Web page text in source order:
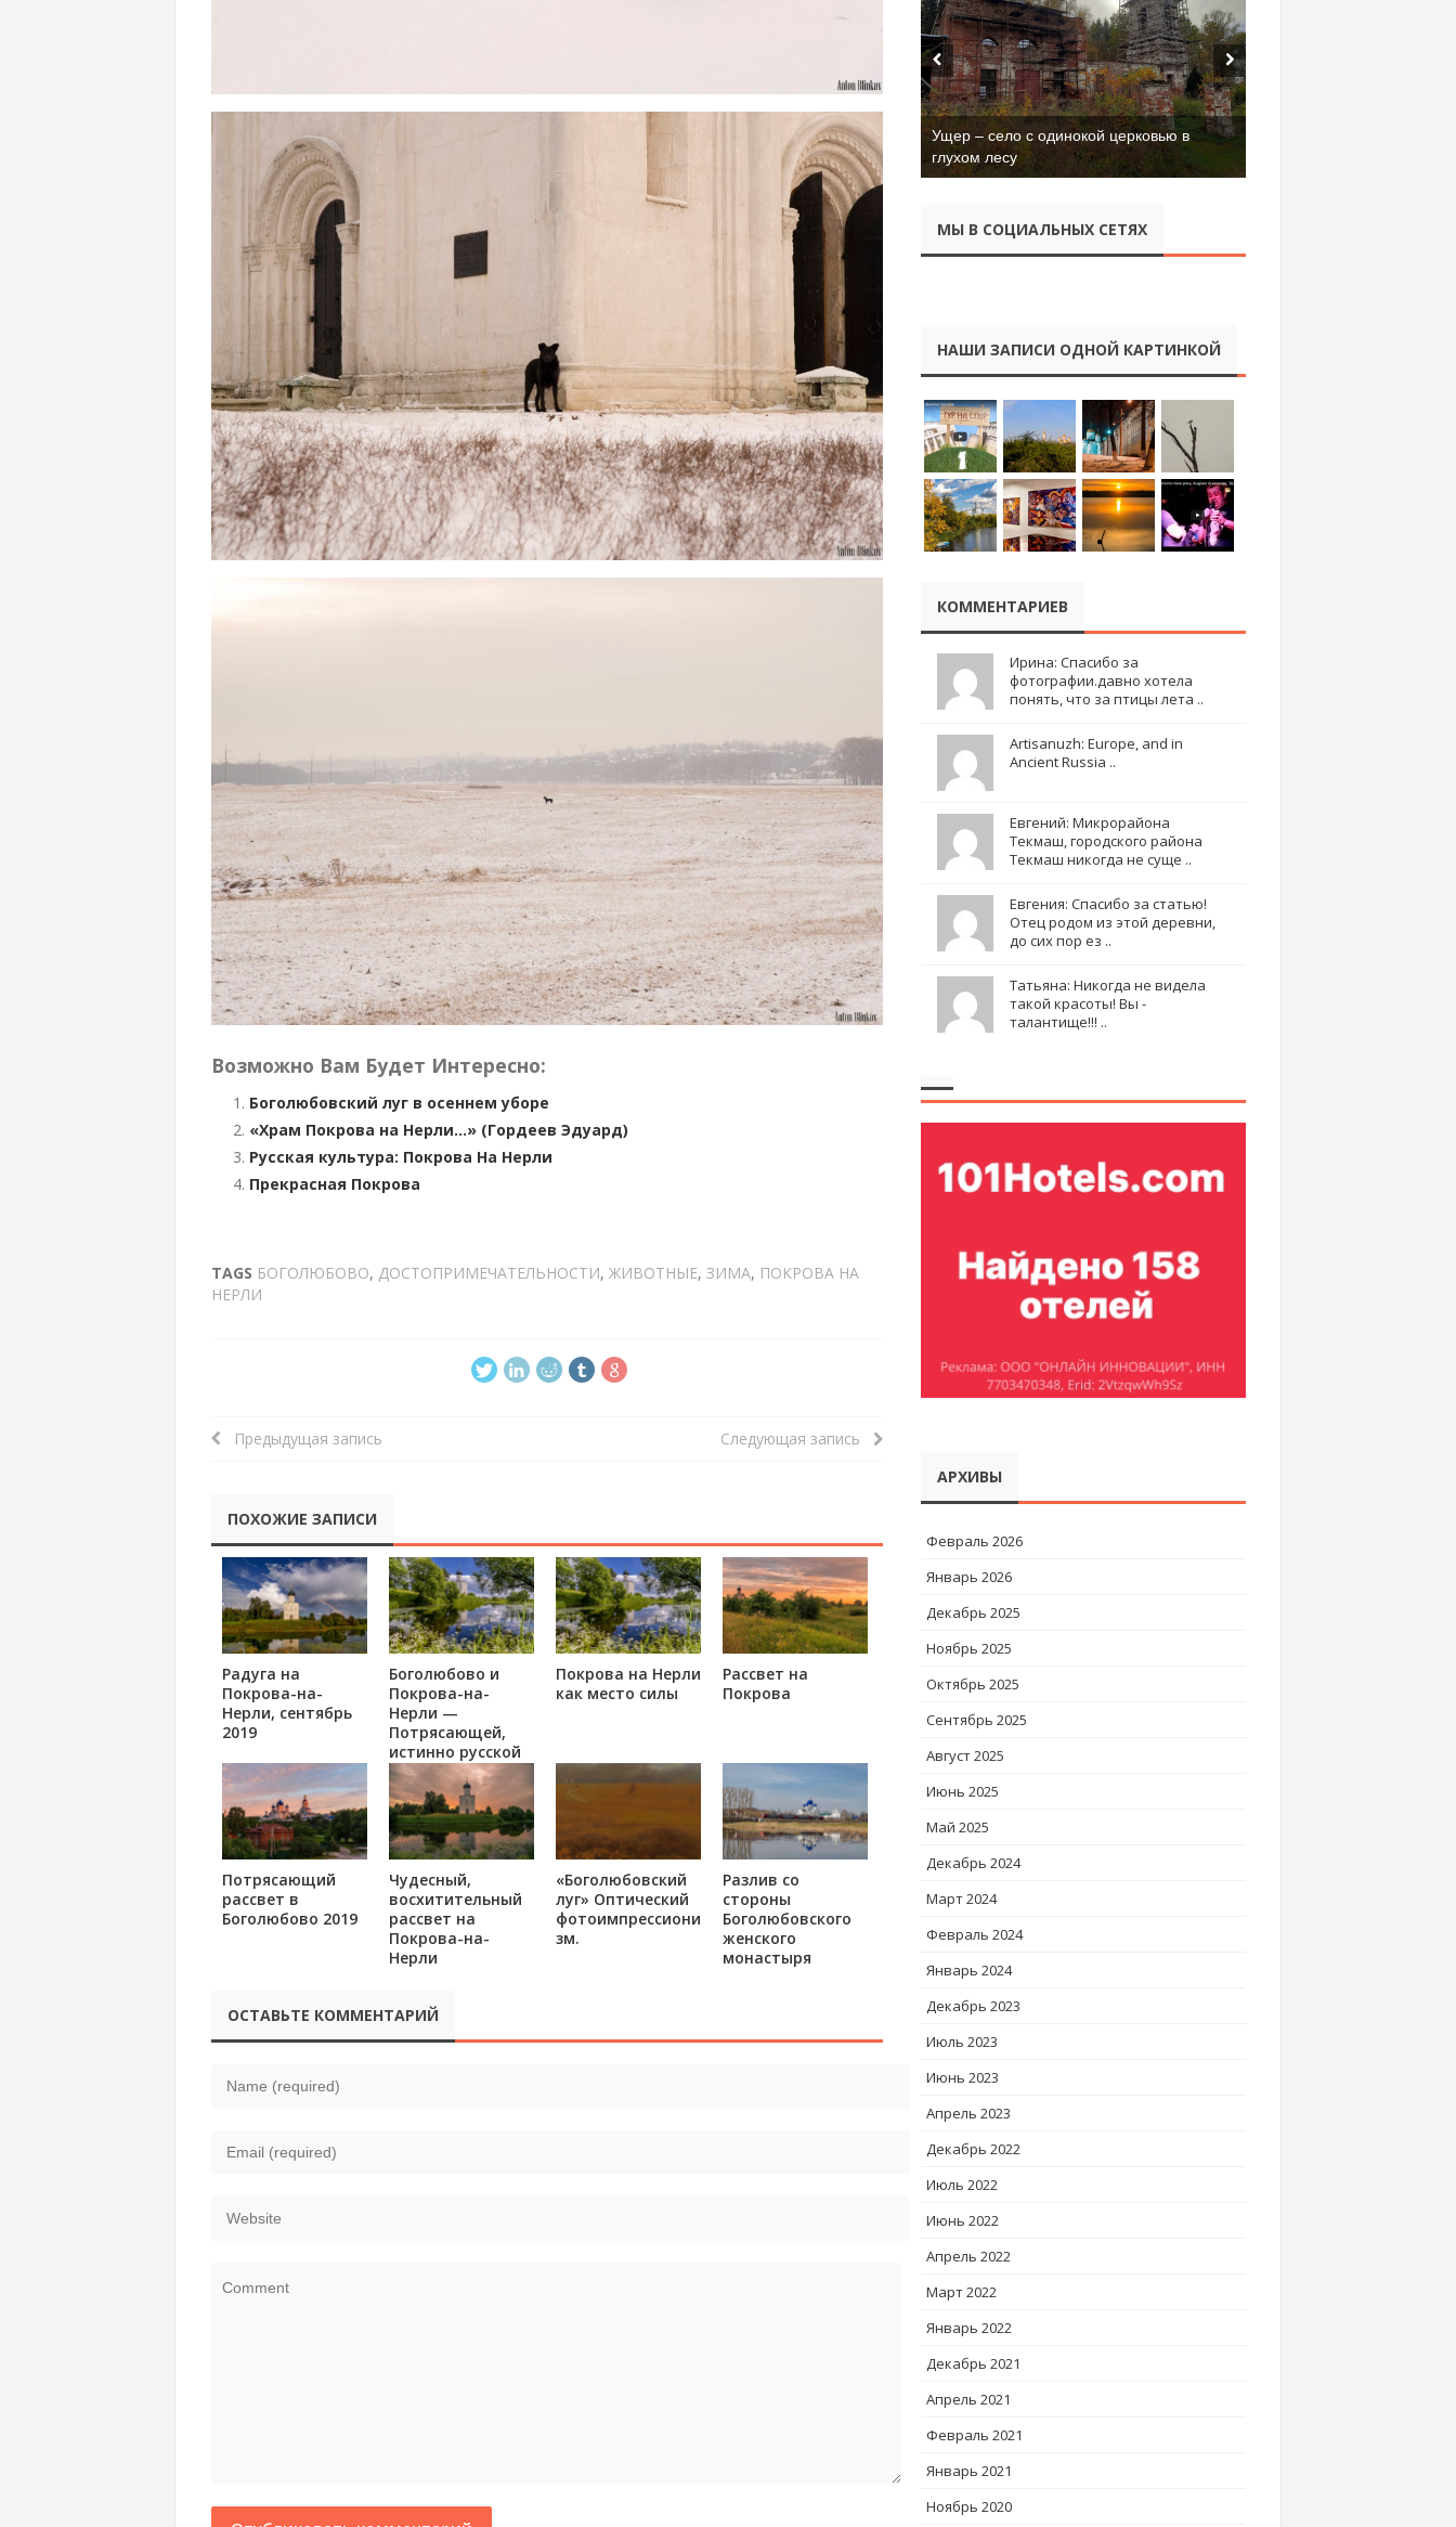
Возможно Вам Будет Интересно:
Боголюбовский луг в осеннем уборе
«Храм Покрова на Нерли…» (Гордеев Эдуард)
Русская культура: Покрова На Нерли
Прекрасная Покрова
TAGS БОГОЛЮБОВО, ДОСТОПРИМЕЧАТЕЛЬНОСТИ, ЖИВОТНЫЕ, ЗИМА, ПОКРОВА НА
НЕРЛИ
Предыдущая запись Следующая запись
ПОХОЖИЕ ЗАПИСИ
Радуга на
Покрова-на-
Нерли, сентябрь
2019
Боголюбово и
Покрова-на-
Нерли —
Потрясающей,
истинно русской
красоты, место
Покрова на Нерли
как место силы
Рассвет на
Покрова
Потрясающий
рассвет в
Боголюбово 2019
Чудесный,
восхитительный
рассвет на
Покрова-на-
Нерли
«Боголюбовский
луг» Оптический
фотоимпрессиони
зм.
Разлив со
стороны
Боголюбовского
женского
монастыря
ОСТАВЬТЕ КОММЕНТАРИЙ
Ущер – село с одинокой церковью в
глухом лесу
МЫ В СОЦИАЛЬНЫХ СЕТЯХ
НАШИ ЗАПИСИ ОДНОЙ КАРТИНКОЙ
КОММЕНТАРИЕВ
Ирина: Спасибо за
фотографии.давно хотела
понять, что за птицы лета ..
Artisanuzh: Europe, and in
Ancient Russia ..
Евгений: Микрорайона
Текмаш, городского района
Текмаш никогда не суще ..
Евгения: Спасибо за статью!
Отец родом из этой деревни,
до сих пор ез ..
Татьяна: Никогда не видела
такой красоты! Вы -
талантище!!! ..
АРХИВЫ
Февраль 2026
Январь 2026
Декабрь 2025
Ноябрь 2025
Октябрь 2025
Сентябрь 2025
Август 2025
Июнь 2025
Май 2025
Декабрь 2024
Март 2024
Февраль 2024
Январь 2024
Декабрь 2023
Июль 2023
Июнь 2023
Апрель 2023
Декабрь 2022
Июль 2022
Июнь 2022
Апрель 2022
Март 2022
Январь 2022
Декабрь 2021
Апрель 2021
Февраль 2021
Январь 2021
Ноябрь 2020